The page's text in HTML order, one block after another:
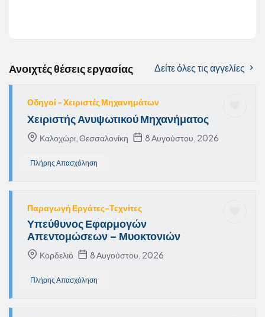
Ανοιχτές θέσεις εργασίας Δείτε όλες τις αγγελίες
Οδηγοί – Χειριστές Μηχανημάτων
Χειριστής Ανυψωτικού Μηχανήματος
Καλοχώρι, Θεσσαλονίκη 8 Αυγούστου, 2026
Πλήρης Απασχόληση
Παραγωγή Εργάτες-Τεχνίτες
Υπεύθυνος Εφαρμογών
Απεντομώσεων – Μυοκτονιών
Κορδελιό 8 Αυγούστου, 2026
Πλήρης Απασχόληση